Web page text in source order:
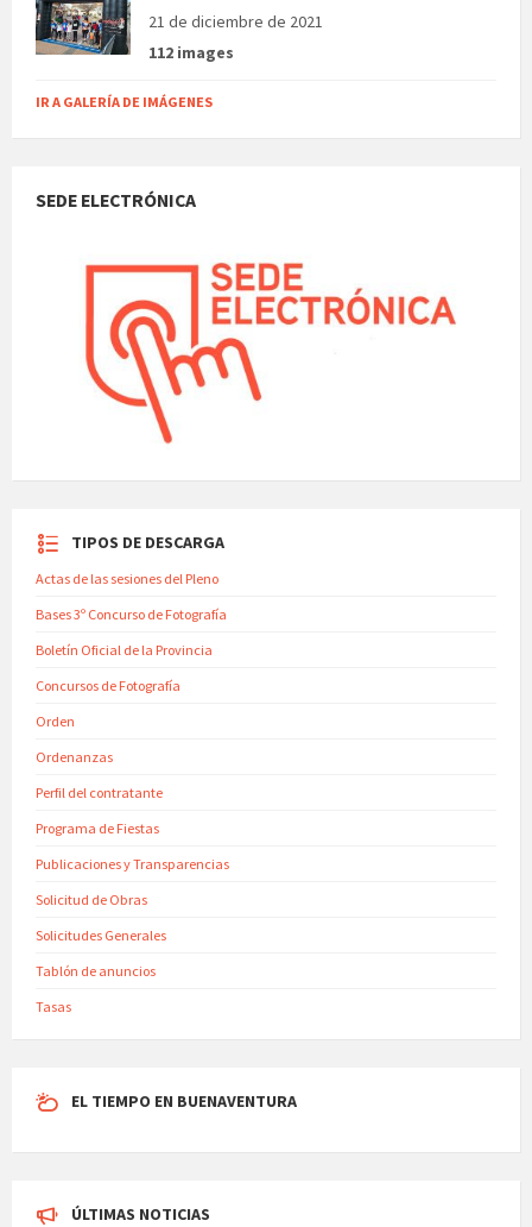
21 de diciembre de 2021
112 images
IR A GALERÍA DE IMÁGENES
SEDE ELECTRÓNICA
TIPOS DE DESCARGA
Actas de las sesiones del Pleno
Bases 3º Concurso de Fotografía
Boletín Oficial de la Provincia
Concursos de Fotografía
Orden
Ordenanzas
Perfil del contratante
Programa de Fiestas
Publicaciones y Transparencias
Solicitud de Obras
Solicitudes Generales
Tablón de anuncios
Tasas
EL TIEMPO EN BUENAVENTURA
ÚLTIMAS NOTICIAS